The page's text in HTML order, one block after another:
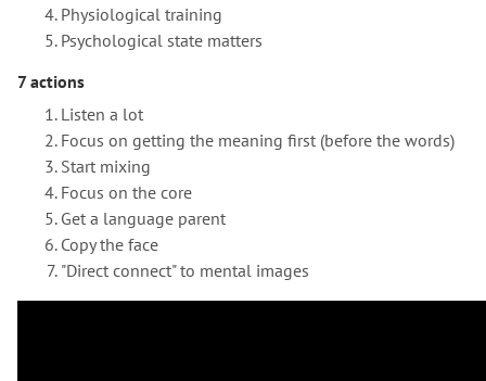
Physiological training
Psychological state matters
7 actions
Listen a lot
Focus on getting the meaning first (before the words)
Start mixing
Focus on the core
Get a language parent
Copy the face
"Direct connect" to mental images